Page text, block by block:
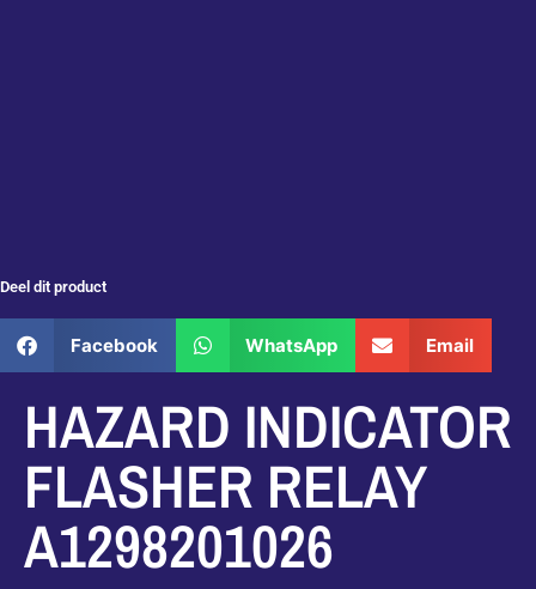
Deel dit product
Facebook WhatsApp Email
HAZARD INDICATOR
FLASHER RELAY
A1298201026